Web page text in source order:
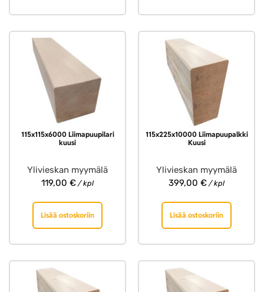
115x115x6000 Liimapuupilari
kuusi
Ylivieskan myymälä
119,00 € / kpl
Lisää ostoskoriin
115x225x10000 Liimapuupalkki
Kuusi
Ylivieskan myymälä
399,00 € / kpl
Lisää ostoskoriin